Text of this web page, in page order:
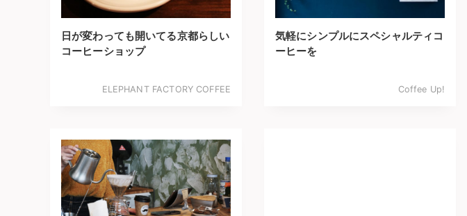
日が変わっても開いてる京都らしい
コーヒーショップ
ELEPHANT FACTORY COFFEE
気軽にシンプルにスペシャルティコ
ーヒーを
Coffee Up!